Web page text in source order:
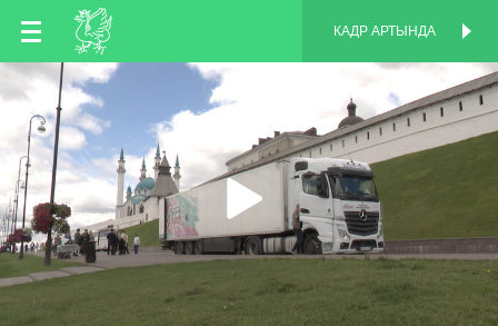
TT
RU
КАДР АРТЫНДА
КАДР АРТЫНДА